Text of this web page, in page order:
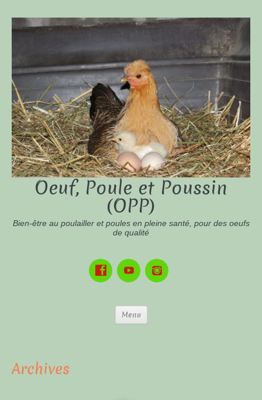
Oeuf, Poule et Poussin
(OPP)
Bien-être au poulailler et poules en pleine santé, pour des oeufs
de qualité
Menu
Archives